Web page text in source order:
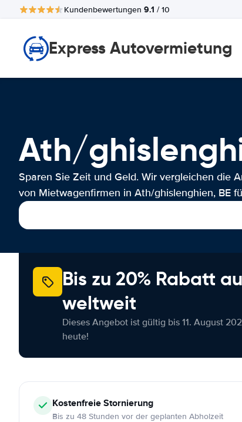
Kundenbewertungen 9.1 / 10
Express Autovermietung
Ath/
Sparen Sie Zeit und Geld. Wir vergleichen die
von Mietwagenfirmen in Ath/ghislenghien, BE
Bis zu 20% Rabatt
weltweit
Dieses Angebot ist gültig bis 11. August
heute!
KostenfreieStornierung
Bis zu 48 Stunden vor der geplanten Abholzeit